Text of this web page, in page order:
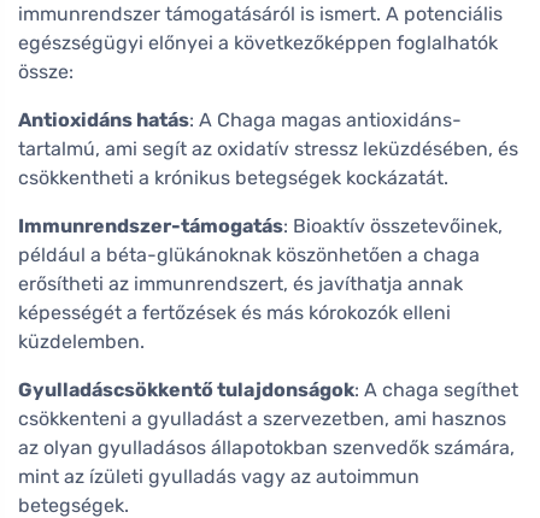
immunrendszer támogatásáról is ismert. A potenciális
egészségügyi előnyei a következőképpen foglalhatók
össze:
Antioxidáns hatás: A Chaga magas antioxidáns-
tartalmú, ami segít az oxidatív stressz leküzdésében, és
csökkentheti a krónikus betegségek kockázatát.
Immunrendszer-támogatás: Bioaktív összetevőinek,
például a béta-glükánoknak köszönhetően a chaga
erősítheti az immunrendszert, és javíthatja annak
képességét a fertőzések és más kórokozók elleni
küzdelemben.
Gyulladáscsökkentő tulajdonságok: A chaga segíthet
csökkenteni a gyulladást a szervezetben, ami hasznos
az olyan gyulladásos állapotokban szenvedők számára,
mint az ízületi gyulladás vagy az autoimmun
betegségek.